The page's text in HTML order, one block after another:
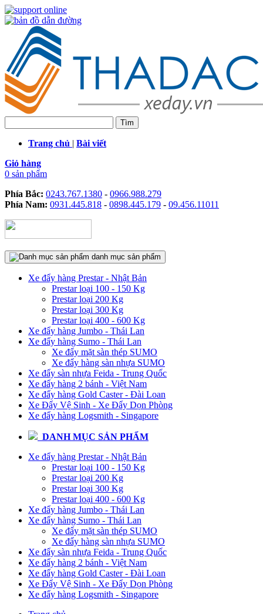
Trang chủ | Bài viết
Giỏ hàng
0 sản phẩm
Phía Bắc: 0243.767.1380 - 0966.988.279
Phía Nam: 0931.445.818 - 0898.445.179 - 09.456.11011
danh mục sản phẩm
Xe đẩy hàng Prestar - Nhật Bản
Prestar loại 100 - 150 Kg
Prestar loại 200 Kg
Prestar loại 300 Kg
Prestar loại 400 - 600 Kg
Xe đẩy hàng Jumbo - Thái Lan
Xe đẩy hàng Sumo - Thái Lan
Xe đẩy mặt sàn thép SUMO
Xe đẩy hàng sàn nhựa SUMO
Xe đẩy sàn nhựa Feida - Trung Quốc
Xe đẩy hàng 2 bánh - Việt Nam
Xe đẩy hàng Gold Caster - Đài Loan
Xe Đẩy Vệ Sinh - Xe Đẩy Dọn Phòng
Xe đẩy hàng Logsmith - Singapore
DANH MỤC SẢN PHẨM
Xe đẩy hàng Prestar - Nhật Bản
Prestar loại 100 - 150 Kg
Prestar loại 200 Kg
Prestar loại 300 Kg
Prestar loại 400 - 600 Kg
Xe đẩy hàng Jumbo - Thái Lan
Xe đẩy hàng Sumo - Thái Lan
Xe đẩy mặt sàn thép SUMO
Xe đẩy hàng sàn nhựa SUMO
Xe đẩy sàn nhựa Feida - Trung Quốc
Xe đẩy hàng 2 bánh - Việt Nam
Xe đẩy hàng Gold Caster - Đài Loan
Xe Đẩy Vệ Sinh - Xe Đẩy Dọn Phòng
Xe đẩy hàng Logsmith - Singapore